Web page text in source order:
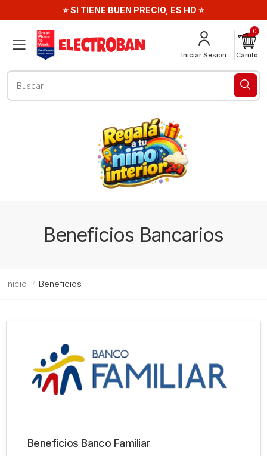
⭐ SI TIENE BUEN PRECIO, ES HD ⭐
Menú
Buscar
Iniciar Sesión
0
Carrito
Beneficios Bancarios
Inicio Beneficios
Beneficios Banco Familiar